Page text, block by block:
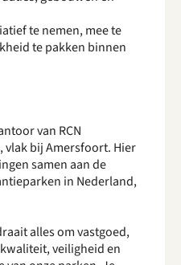
te nemen, mee te
te pakken binnen
van RCN
vlak bij Amersfoort. Hier
samen aan de
in Nederland,
alles om vastgoed,
veiligheid en